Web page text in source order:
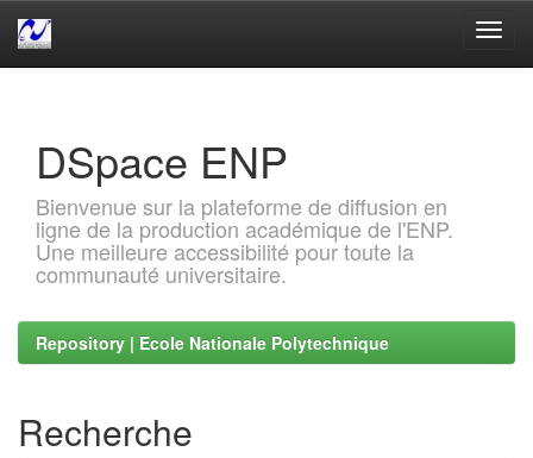
DSpace ENP
Bienvenue sur la plateforme de diffusion en
ligne de la production académique de l'ENP.
Une meilleure accessibilité pour toute la
communauté universitaire.
Repository | Ecole Nationale Polytechnique
Recherche